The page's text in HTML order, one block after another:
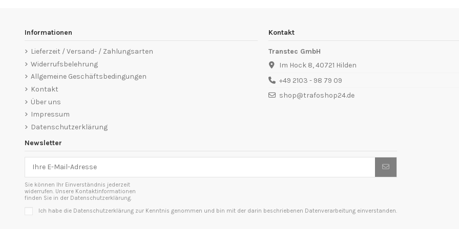
Informationen
Lieferzeit / Versand- / Zahlungsarten
Widerrufsbelehrung
Allgemeine Geschäftsbedingungen
Kontakt
Über uns
Impressum
Datenschutzerklärung
Kontakt
Transtec GmbH
Im Hock 8, 40721 Hilden
+49 2103 - 98 79 09
shop@trafoshop24.de
Newsletter
Sie können Ihr Einverständnis jederzeit
widerrufen. Unsere Kontaktinformationen
finden Sie in der Datenschutzerklärung.
Ich habe die Datenschutzerklärung zur Kenntnis genommen und bin mit der darin beschriebenen Datenverarbeitung einverstanden.